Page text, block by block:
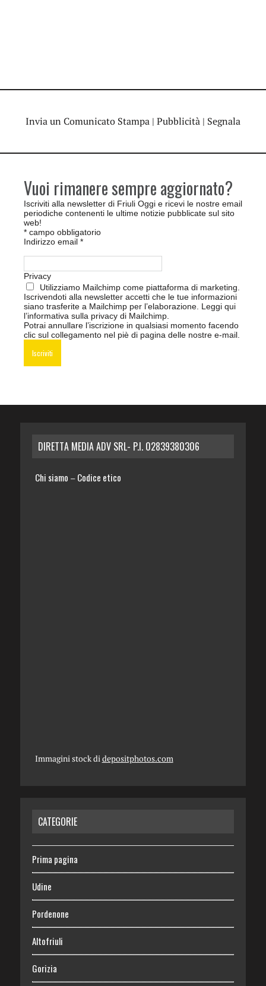
Invia un Comunicato Stampa | Pubblicità | Segnala
Vuoi rimanere sempre aggiornato?
Iscriviti alla newsletter di Friuli Oggi e ricevi le nostre email
periodiche contenenti le ultime notizie pubblicate sul sito
web!
* campo obbligatorio
Indirizzo email *
Privacy
Utilizziamo Mailchimp come piattaforma di marketing.
Iscrivendoti alla newsletter accetti che le tue informazioni
siano trasferite a Mailchimp per l’elaborazione. Leggi qui
l’informativa sulla privacy di Mailchimp.
Potrai annullare l’iscrizione in qualsiasi momento facendo
clic sul collegamento nel piè di pagina delle nostre e-mail.
DIRETTA MEDIA ADV SRL- P.I. 02839380306
Chi siamo – Codice etico
Immagini stock didepositphotos.com
CATEGORIE
Prima pagina
Udine
Pordenone
Altofriuli
Gorizia